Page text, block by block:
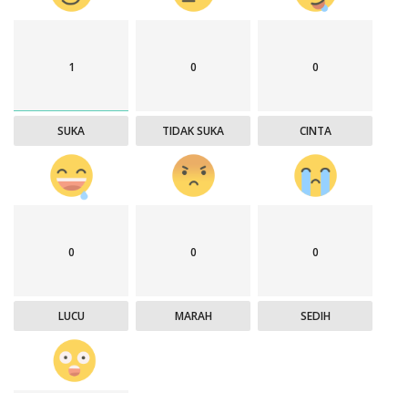
1
SUKA
0
TIDAK SUKA
0
CINTA
0
LUCU
0
MARAH
0
SEDIH